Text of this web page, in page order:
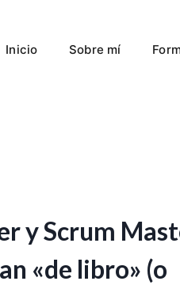
Inicio Sobre mí
y Scrum
«de libro» (o